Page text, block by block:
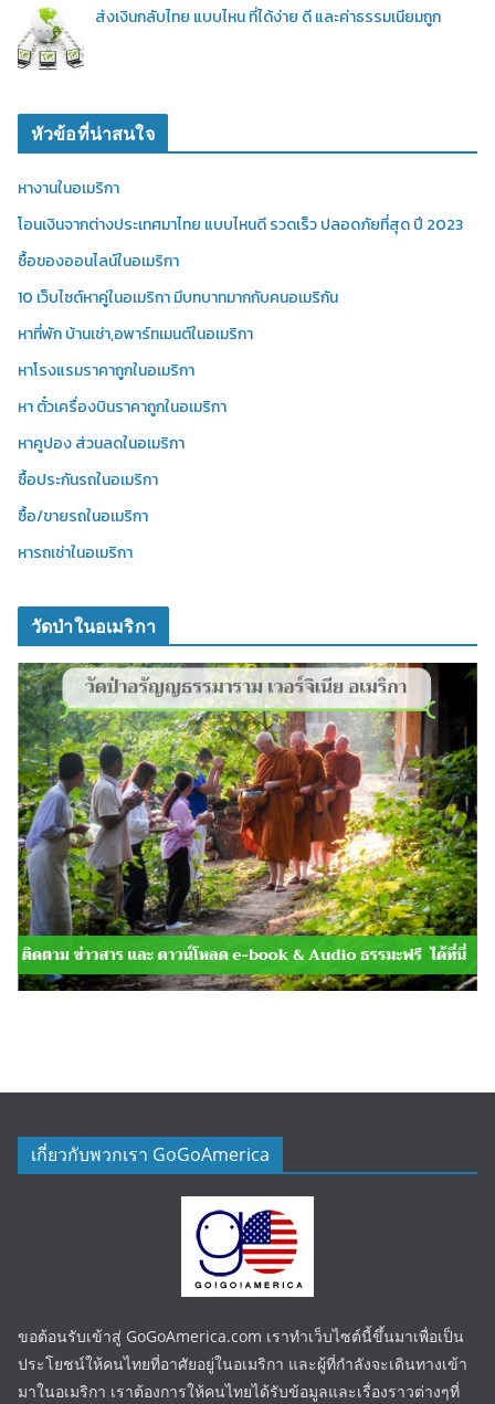
ส่งเงินกลับไทย แบบไหน ที่ได้ง่าย ดี และค่าธรรมเนียมถูก
หัวข้อที่น่าสนใจ
หางานในอเมริกา
โอนเงินจากต่างประเทศมาไทย แบบไหนดี รวดเร็ว ปลอดภัยที่สุด ปี 2023
ซื้อของออนไลน์ในอเมริกา
10 เว็บไซต์หาคู่ในอเมริกา มีบทบาทมากกับคนอเมริกัน
หาที่พัก บ้านเช่า,อพาร์ทเมนต์ในอเมริกา
หาโรงแรมราคาถูกในอเมริกา
หา ตั๋วเครื่องบินราคาถูกในอเมริกา
หาคูปอง ส่วนลดในอเมริกา
ซื้อประกันรถในอเมริกา
ซื้อ/ขายรถในอเมริกา
หารถเช่าในอเมริกา
วัดป่าในอเมริกา
เกี่ยวกับพวกเรา GoGoAmerica
ขอต้อนรับเข้าสู่ GoGoAmerica.com เราทำเว็บไซต์นี้ขึ้นมาเพื่อเป็น
ประโยชน์ให้คนไทยที่อาศัยอยู่ในอเมริกา และผู้ที่กำลังจะเดินทางเข้า
มาในอเมริกา เราต้องการให้คนไทยได้รับข้อมูลและเรื่องราวต่างๆที่